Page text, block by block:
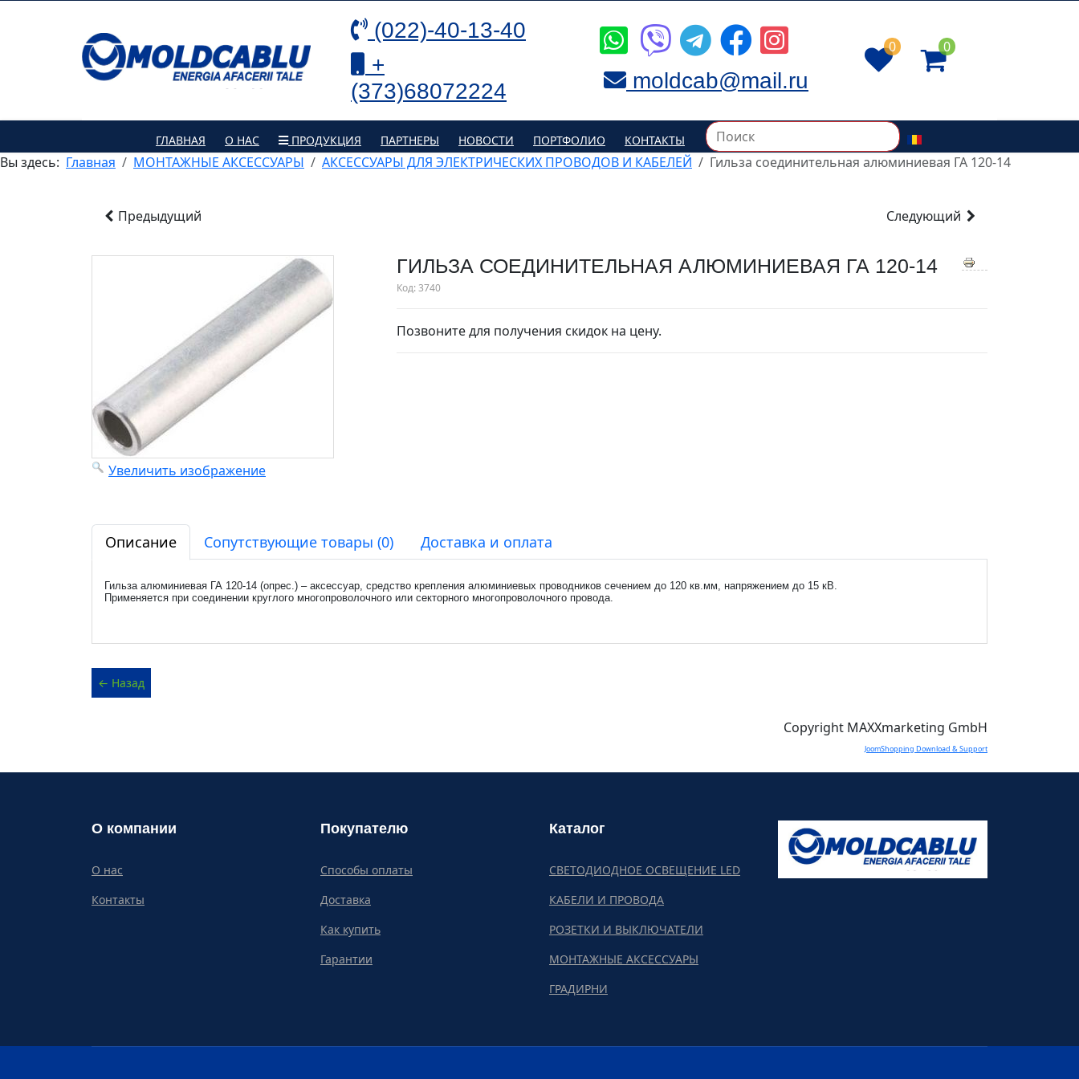
(022)-40-13-40
+
(373)68072224
moldcab@mail.ru
0 0
ГЛАВНАЯ О НАС ПРОДУКЦИЯ ПАРТНЕРЫ НОВОСТИ ПОРТФОЛИО КОНТАКТЫ
Вы здесь: Главная МОНТАЖНЫЕ АКСЕССУАРЫ АКСЕССУАРЫ ДЛЯ ЭЛЕКТРИЧЕСКИХ ПРОВОДОВ И КАБЕЛЕЙ Гильза соединительная алюминиевая ГА 120-14
Предыдущий Следующий
Увеличить изображение
ГИЛЬЗА СОЕДИНИТЕЛЬНАЯ АЛЮМИНИЕВАЯ ГА 120-14
Код:3740
Позвоните для получения скидок на цену.
Описание Сопутствующие товары (0) Доставка и оплата
Гильза алюминиевая ГА 120-14 (опрес.) – аксессуар, средство крепления алюминиевых проводников сечением до 120 кв.мм, напряжением до 15 кВ.
Применяется при соединении круглого многопроволочного или секторного многопроволочного провода.
Copyright MAXXmarketing GmbH
JoomShopping Download & Support
О компании
О нас
Контакты
Покупателю
Способы оплаты
Доставка
Как купить
Гарантии
Каталог
СВЕТОДИОДНОЕ ОСВЕЩЕНИЕ LED
КАБЕЛИ И ПРОВОДА
РОЗЕТКИ И ВЫКЛЮЧАТЕЛИ
МОНТАЖНЫЕ АКСЕССУАРЫ
ГРАДИРНИ